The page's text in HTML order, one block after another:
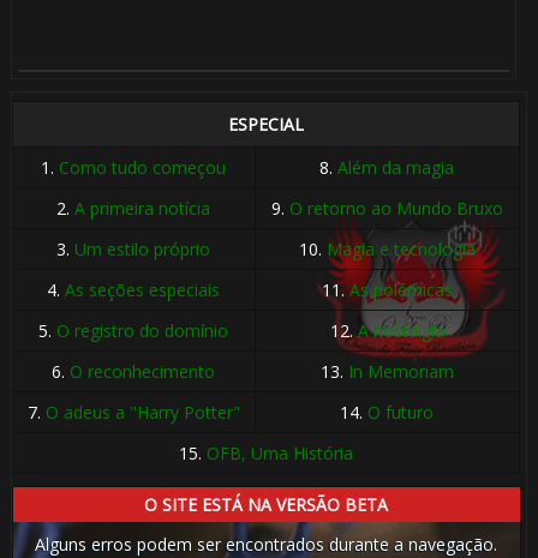
ESPECIAL
1. Como tudo começou 8.Além da magia
2.A primeira notícia 9. O retorno ao Mundo Bruxo
3. Um estilo próprio 10. Magia e tecnologia
4.As seções especiais 11.As polêmicas
5. O registro do domínio 12.A nostalgia
6. O reconhecimento 13. In Memoriam
7. O adeus a "Harry Potter" 14. O futuro
15. OFB, Uma História
O SITE ESTÁ NA VERSÃO BETA
Alguns erros podem ser encontrados durante a navegação.
🎈
🎂